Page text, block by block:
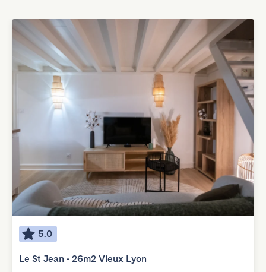
5.0
Le St Jean - 26m2 Vieux Lyon